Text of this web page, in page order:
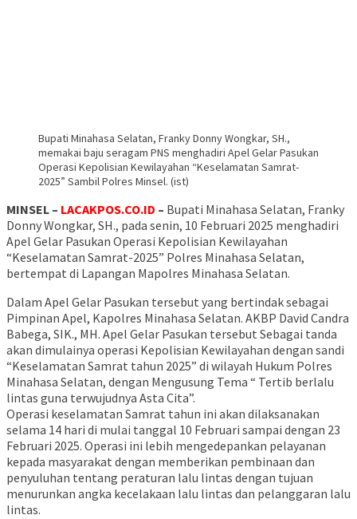
Bupati Minahasa Selatan, Franky Donny Wongkar, SH.,
memakai baju seragam PNS menghadiri Apel Gelar Pasukan
Operasi Kepolisian Kewilayahan “Keselamatan Samrat-
2025” Sambil Polres Minsel. (ist)
MINSEL – LACAKPOS.CO.ID – Bupati Minahasa Selatan, Franky
Donny Wongkar, SH., pada senin, 10 Februari 2025 menghadiri
Apel Gelar Pasukan Operasi Kepolisian Kewilayahan
“Keselamatan Samrat-2025” Polres Minahasa Selatan,
bertempat di Lapangan Mapolres Minahasa Selatan.
Dalam Apel Gelar Pasukan tersebut yang bertindak sebagai
Pimpinan Apel, Kapolres Minahasa Selatan. AKBP David Candra
Babega, SIK., MH. Apel Gelar Pasukan tersebut Sebagai tanda
akan dimulainya operasi Kepolisian Kewilayahan dengan sandi
“Keselamatan Samrat tahun 2025” di wilayah Hukum Polres
Minahasa Selatan, dengan Mengusung Tema “ Tertib berlalu
lintas guna terwujudnya Asta Cita”.
Operasi keselamatan Samrat tahun ini akan dilaksanakan
selama 14 hari di mulai tanggal 10 Februari sampai dengan 23
Februari 2025. Operasi ini lebih mengedepankan pelayanan
kepada masyarakat dengan memberikan pembinaan dan
penyuluhan tentang peraturan lalu lintas dengan tujuan
menurunkan angka kecelakaan lalu lintas dan pelanggaran lalu
lintas.